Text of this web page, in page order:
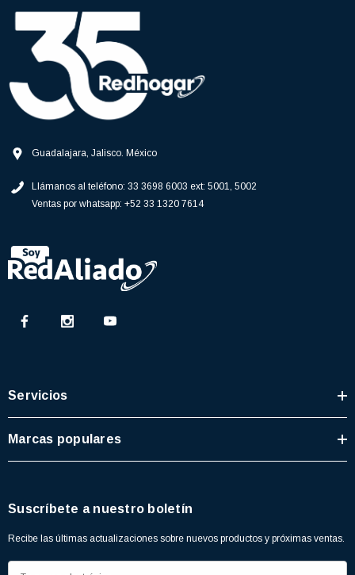
Guadalajara, Jalisco. México
Llámanos al teléfono: 33 3698 6003 ext: 5001, 5002
Ventas por whatsapp: +52 33 1320 7614
Servicios
Marcas populares
Suscríbete a nuestro boletín
Recibe las últimas actualizaciones sobre nuevos productos y próximas ventas.